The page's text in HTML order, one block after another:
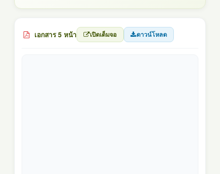
เอกสาร 5 หน้า เปิดเต็มจอ ดาวน์โหลด